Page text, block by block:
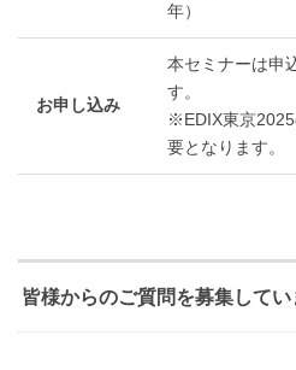
年）
お申し込み
本セミナーは申
す。
※EDIX東京
要となります。
皆様からのご質問を募集してい